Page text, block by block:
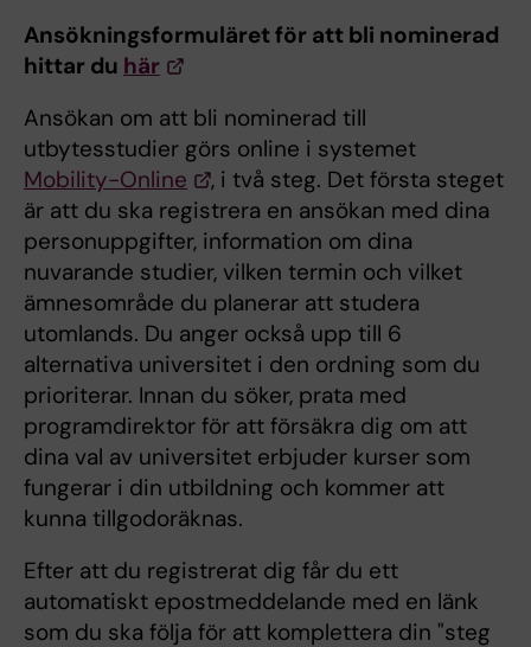
Ansökningsformuläret för att bli nominerad
hittar du här
Ansökan om att bli nominerad till
utbytesstudier görs online i systemet
Mobility-Online
, i två steg. Det första steget
är att du ska registrera en ansökan med dina
personuppgifter, information om dina
nuvarande studier, vilken termin och vilket
ämnesområde du planerar att studera
utomlands. Du anger också upp till 6
alternativa universitet i den ordning som du
prioriterar. Innan du söker, prata med
programdirektor för att försäkra dig om att
dina val av universitet erbjuder kurser som
fungerar i din utbildning och kommer att
kunna tillgodoräknas.
Efter att du registrerat dig får du ett
automatiskt epostmeddelande med en länk
som du ska följa för att komplettera din "steg